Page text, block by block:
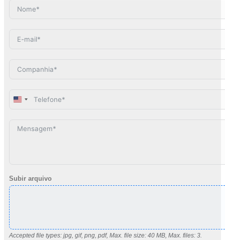
United
Subir arquivo
Accepted file types: jpg, gif, png, pdf, Max. file size: 40 MB, Max. files: 3.